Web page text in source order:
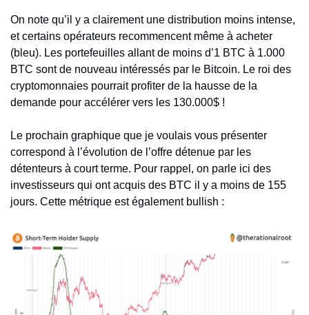
On note qu’il y a clairement une distribution moins intense,
et certains opérateurs recommencent même à acheter
(bleu). Les portefeuilles allant de moins d’1 BTC à 1.000
BTC sont de nouveau intéressés par le Bitcoin. Le roi des
cryptomonnaies pourrait profiter de la hausse de la
demande pour accélérer vers les 130.000$ !
Le prochain graphique que je voulais vous présenter
correspond à l’évolution de l’offre détenue par les
détenteurs à court terme. Pour rappel, on parle ici des
investisseurs qui ont acquis des BTC il y a moins de 155
jours. Cette métrique est également bullish :